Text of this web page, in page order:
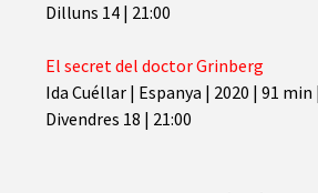
Dilluns 14 | 21:00
El secret del doctor Grinberg
Ida Cuéllar | Espanya | 2020 | 91
Divendres 18 | 21:00